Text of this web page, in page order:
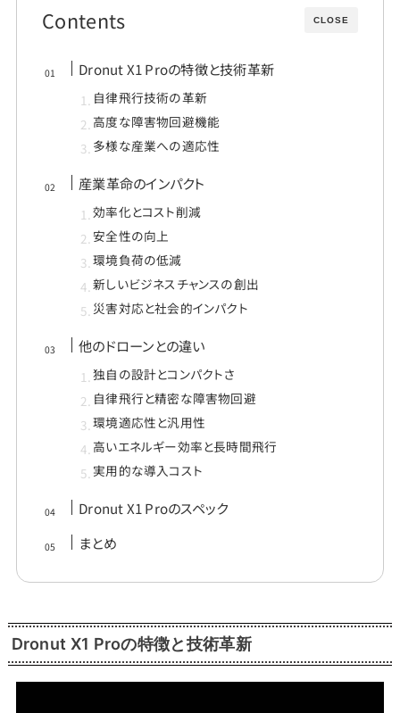
CLOSE
Contents
Dronut X1 Proの特徴と技術革新
自律飛行技術の革新
高度な障害物回避機能
多様な産業への適応性
産業革命のインパクト
効率化とコスト削減
安全性の向上
環境負荷の低減
新しいビジネスチャンスの創出
災害対応と社会的インパクト
他のドローンとの違い
独自の設計とコンパクトさ
自律飛行と精密な障害物回避
環境適応性と汎用性
高いエネルギー効率と長時間飛行
実用的な導入コスト
Dronut X1 Proのスペック
まとめ
Dronut X1 Proの特徴と技術革新